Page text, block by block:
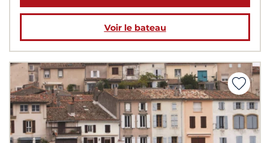
Voir le bateau